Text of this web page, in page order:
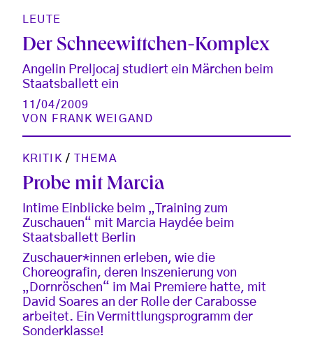
LEUTE
Der Schneewittchen-Komplex
Angelin Preljocaj studiert ein Märchen beim
Staatsballett ein
11/04/2009
VON
FRANK WEIGAND
KRITIK / THEMA
Probe mit Marcia
Intime Einblicke beim „Training zum
Zuschauen“ mit Marcia Haydée beim
Staatsballett Berlin
Zuschauer*innen erleben, wie die
Choreografin, deren Inszenierung von
„Dornröschen“ im Mai Premiere hatte, mit
David Soares an der Rolle der Carabosse
arbeitet. Ein Vermittlungsprogramm der
Sonderklasse!